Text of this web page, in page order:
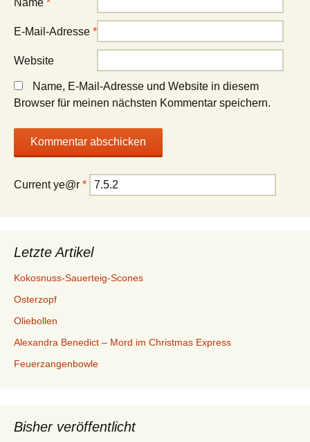
Name *
E-Mail-Adresse *
Website
Name, E-Mail-Adresse und Website in diesem
Browser für meinen nächsten Kommentar speichern.
Current ye@r *
Letzte Artikel
Kokosnuss-Sauerteig-Scones
Osterzopf
Oliebollen
Alexandra Benedict – Mord im Christmas Express
Feuerzangenbowle
Bisher veröffentlicht